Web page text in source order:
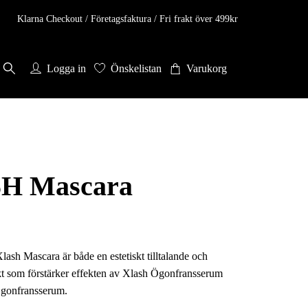
Klarna Checkout / Företagsfaktura / Fri frakt över 499kr
Logga in Önskelistan Varukorg
Mascara
Mascara är både en estetiskt tilltalande och
som förstärker effekten av Xlash Ögonfransserum